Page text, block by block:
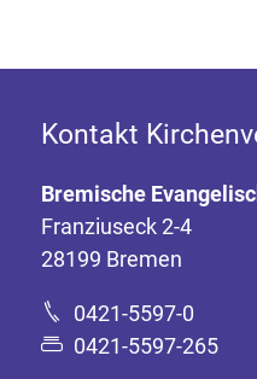
Kontakt
Bremische
Franziuseck 2-4
28199 Bremen
0421-5597-0
0421-5597-265